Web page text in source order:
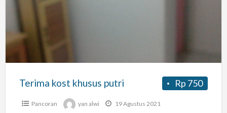
putri
Rp 750
Terima kost khusus putri
Pancoran yan alwi 19 Agustus 2021